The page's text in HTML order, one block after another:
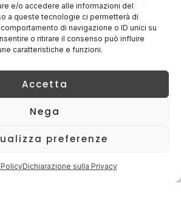
e/o accedere alle informazioni del
a queste tecnologie ci permetterà di
di navigazione o ID unici su
o ritirare il consenso può influire
caratteristiche e funzioni.
Accetta
Nega
preferenze
Dichiarazione sulla Privacy